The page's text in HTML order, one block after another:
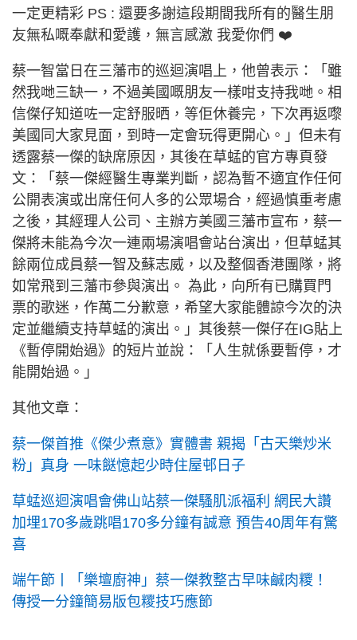
一定更精彩 PS : 還要多謝這段期間我所有的醫生朋
友無私嘅奉獻和愛護，無言感激 我愛你們 ❤️
蔡一智當日在三藩市的巡迴演唱上，他曾表示：「雖
然我哋三缺一，不過美國嘅朋友一樣咁支持我哋。相
信傑仔知道咗一定舒服晒，等佢休養完，下次再返嚟
美國同大家見面，到時一定會玩得更開心。」但未有
透露蔡一傑的缺席原因，其後在草蜢的官方專頁發
文：「蔡一傑經醫生專業判斷，認為暫不適宜作任何
公開表演或出席任何人多的公眾場合，經過慎重考慮
之後，其經理人公司、主辦方美國三藩市宣布，蔡一
傑將未能為今次一連兩場演唱會站台演出，但草蜢其
餘兩位成員蔡一智及蘇志威，以及整個香港團隊，將
如常飛到三藩市參與演出。 為此，向所有已購買門
票的歌迷，作萬二分歉意，希望大家能體諒今次的決
定並繼續支持草蜢的演出。」其後蔡一傑仔在IG貼上
《暫停開始過》的短片並說：「人生就係要暫停，才
能開始過。」
其他文章：
蔡一傑首推《傑少煮意》實體書 親揭「古天樂炒米
粉」真身 一味餸憶起少時住屋邨日子
草蜢巡迴演唱會佛山站蔡一傑騷肌派福利 網民大讚
加埋170多歲跳唱170多分鐘有誠意 預告40周年有驚
喜
端午節丨「樂壇廚神」蔡一傑教整古早味鹹肉糭！
傳授一分鐘簡易版包糭技巧應節